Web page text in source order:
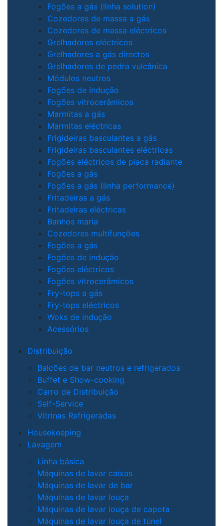
Fogões a gás (linha solution)
Cozedores de massa a gás
Cozedores de massa eléctricos
Grelhadores eléctricos
Grelhadores a gás directos
Grelhadores de pedra vulcânica
Módulos neutros
Fogões de indução
Fogões vitrocerâmicos
Marmitas a gás
Marmitas eléctricas
Frigideiras basculantes a gás
Frigideiras basculantes eléctricas
Fogões eléctricos de placa radiante
Fogões a gás
Fogões a gás (linha performance)
Fritadeiras a gás
Fritadeiras eléctricas
Banhos maria
Cozedores multifunções
Fogões a gás
Fogões de indução
Fogões eléctricos
Fogões vitrocerâmicos
Fry-tops a gás
Fry-tops eléctricos
Woks de indução
Acessórios
Distribuição
Balcões de bar neutros e refrigerados
Buffet e Show-cooking
Carro de Distribuição
Self-Service
Vitrinas Refrigeradas
Housekeeping
Lavagem
Linha básica
Máquinas de lavar caixas
Máquinas de lavar de bar
Máquinas de lavar louça
Máquinas de lavar louça de capota
Máquinas de lavar louça de túnel